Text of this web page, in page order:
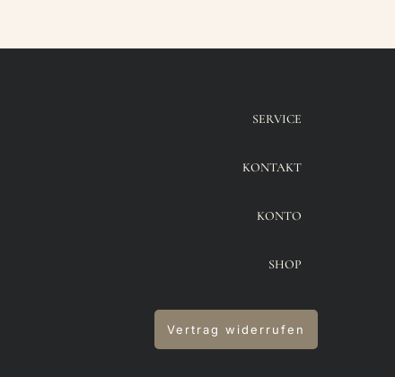
SERVICE
KONTAKT
KONTO
SHOP
Vertrag widerrufen